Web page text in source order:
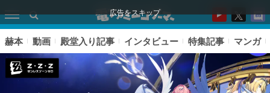
広告をスキップ
赫本 動画 殿堂入り記事 インタビュー 特集記事 マンガ